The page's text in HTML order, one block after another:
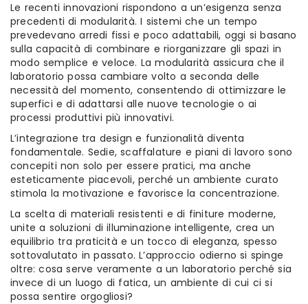
Le recenti innovazioni rispondono a un’esigenza senza
precedenti di modularità. I sistemi che un tempo
prevedevano arredi fissi e poco adattabili, oggi si basano
sulla capacità di combinare e riorganizzare gli spazi in
modo semplice e veloce. La modularità assicura che il
laboratorio possa cambiare volto a seconda delle
necessità del momento, consentendo di ottimizzare le
superfici e di adattarsi alle nuove tecnologie o ai
processi produttivi più innovativi.
L’integrazione tra design e funzionalità diventa
fondamentale. Sedie, scaffalature e piani di lavoro sono
concepiti non solo per essere pratici, ma anche
esteticamente piacevoli, perché un ambiente curato
stimola la motivazione e favorisce la concentrazione.
La scelta di materiali resistenti e di finiture moderne,
unite a soluzioni di illuminazione intelligente, crea un
equilibrio tra praticità e un tocco di eleganza, spesso
sottovalutato in passato. L’approccio odierno si spinge
oltre: cosa serve veramente a un laboratorio perché sia
invece di un luogo di fatica, un ambiente di cui ci si
possa sentire orgogliosi?